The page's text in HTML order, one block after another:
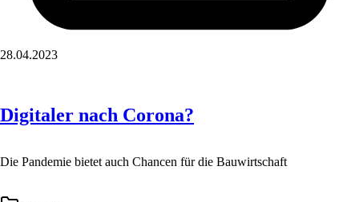
28.04.2023
Digitaler nach Corona?
Die Pandemie bietet auch Chancen für die Bauwirtschaft